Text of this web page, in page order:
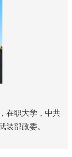
在职大学，中共
装部政委。